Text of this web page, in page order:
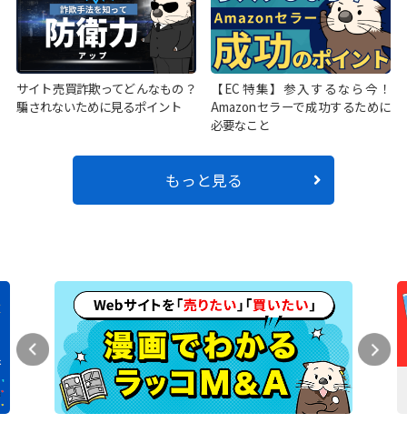
サイト売買詐欺ってどんなもの？
騙されないために見るポイント
【EC特集】参入するなら今！
Amazonセラーで成功するために
必要なこと
もっと見る